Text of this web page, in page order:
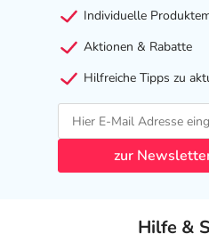
anwenden. Bei
Ihre Ärztin oder Ihren Arzt.
Originalverpackung, trocken
Celsiusauf – außerhalb der
auf der Verpackung
Individuelle
Aktionen & Rabatte
Hilfreiche Tipps zu
zur
Hilfe &